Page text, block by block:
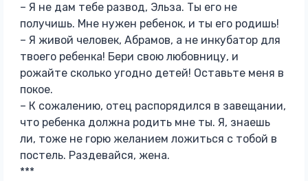
– Я не дам тебе развод, Эльза. Ты его не
получишь. Мне нужен ребенок, и ты его родишь!
– Я живой человек, Абрамов, а не инкубатор для
твоего ребенка! Бери свою любовницу, и
рожайте сколько угодно детей! Оставьте меня в
покое.
– К сожалению, отец распорядился в завещании,
что ребенка должна родить мне ты. Я, знаешь
ли, тоже не горю желанием ложиться с тобой в
постель. Раздевайся, жена.
***